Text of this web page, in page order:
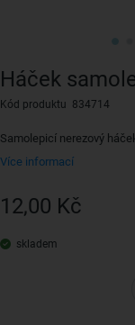
Háček
Kód produktu 834714
Samolepicí nerezový
Více informací
12,00 Kč
skladem